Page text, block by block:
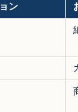
ン